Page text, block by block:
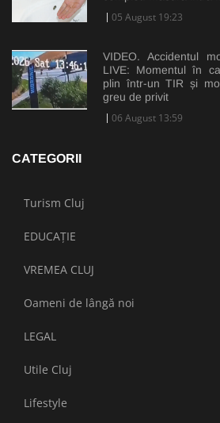
05 August 19:23
VIDEO. Accidentul
LIVE: Momentul în
plin într-un TIR și
greu de privit
06 August 13:59
CATEGORII
Turism Cluj
EDUCAȚIE
VREMEA CLUJ
Oameni de lângă noi
LEGAL
Utile Cluj
Lifestyle